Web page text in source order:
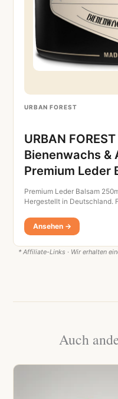
URBAN FOREST
URBAN
Bienenwachs &
Premium Leder
Premium Leder Balsam
Hergestellt in Deutschland.
Ansehen →
* Affiliate-Links · Wir erhalten
Auch